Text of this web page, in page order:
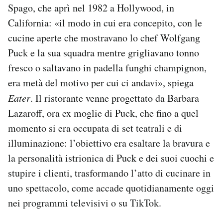
Spago, che aprì nel 1982 a Hollywood, in
California: «il modo in cui era concepito, con le
cucine aperte che mostravano lo chef Wolfgang
Puck e la sua squadra mentre grigliavano tonno
fresco o saltavano in padella funghi champignon,
era metà del motivo per cui ci andavi», spiega
Eater. Il ristorante venne progettato da Barbara
Lazaroff, ora ex moglie di Puck, che fino a quel
momento si era occupata di set teatrali e di
illuminazione: l’obiettivo era esaltare la bravura e
la personalità istrionica di Puck e dei suoi cuochi e
stupire i clienti, trasformando l’atto di cucinare in
uno spettacolo, come accade quotidianamente oggi
nei programmi televisivi o su TikTok.